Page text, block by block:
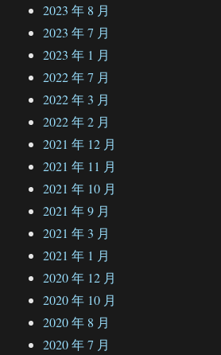
2023 年 8 月
2023 年 7 月
2023 年 1 月
2022 年 7 月
2022 年 3 月
2022 年 2 月
2021 年 12 月
2021 年 11 月
2021 年 10 月
2021 年 9 月
2021 年 3 月
2021 年 1 月
2020 年 12 月
2020 年 10 月
2020 年 8 月
2020 年 7 月